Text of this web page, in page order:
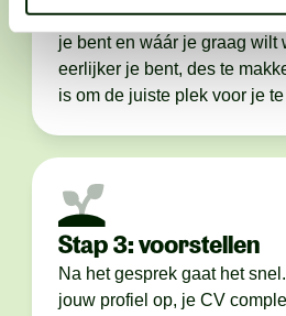
persoonlijk kennis. We
je bent en wáár je graag wilt
eerlijker je bent, des te
is om de juiste plek voor je
Stap 3: voorstellen
Na het gesprek gaat het
jouw profiel op, je CV